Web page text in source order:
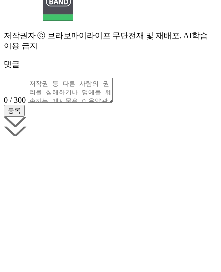
저작권자 ⓒ 브라보마이라이프 무단전재 및 재배포, AI학습
이용 금지
댓글
0 / 300